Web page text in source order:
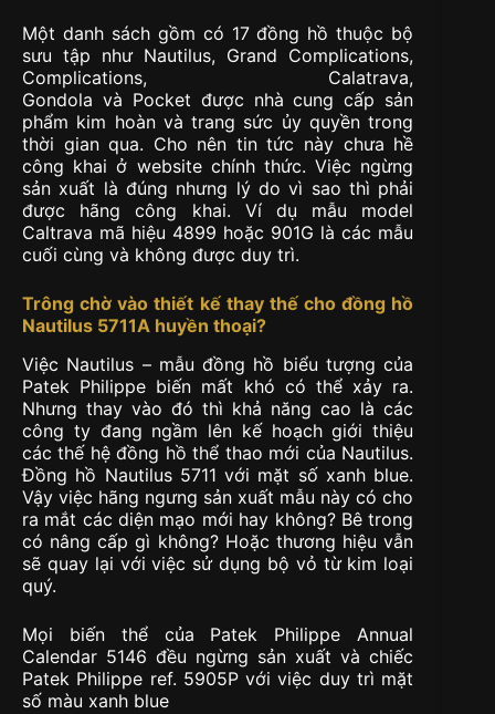
Một danh sách gồm có 17 đồng hồ thuộc bộ
sưu tập như Nautilus, Grand Complications,
Complications, Calatrava,
Gondola và Pocket được nhà cung cấp sản
phẩm kim hoàn và trang sức ủy quyền trong
thời gian qua. Cho nên tin tức này chưa hề
công khai ở website chính thức. Việc ngừng
sản xuất là đúng nhưng lý do vì sao thì phải
được hãng công khai. Ví dụ mẫu model
Caltrava mã hiệu 4899 hoặc 901G là các mẫu
cuối cùng và không được duy trì.
Trông chờ vào thiết kế thay thế cho đồng hồ
Nautilus 5711A huyền thoại?
Việc Nautilus – mẫu đồng hồ biểu tượng của
Patek Philippe biến mất khó có thể xảy ra.
Nhưng thay vào đó thì khả năng cao là các
công ty đang ngầm lên kế hoạch giới thiệu
các thế hệ đồng hồ thể thao mới của Nautilus.
Đồng hồ Nautilus 5711 với mặt số xanh blue.
Vậy việc hãng ngưng sản xuất mẫu này có cho
ra mắt các diện mạo mới hay không? Bê trong
có nâng cấp gì không? Hoặc thương hiệu vẫn
sẽ quay lại với việc sử dụng bộ vỏ từ kim loại
quý.
Mọi biến thể của Patek Philippe Annual
Calendar 5146 đều ngừng sản xuất và chiếc
Patek Philippe ref. 5905P với việc duy trì mặt
số màu xanh blue